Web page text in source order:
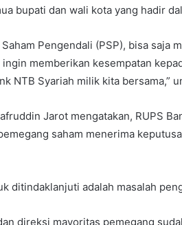
bupati dan wali kota yang hadir
Pengendali (PSP), bisa saja
memberikan kesempatan
NTB Syariah milik kita bersama,”
Jarot mengatakan, RUPS
saham menerima
ditindaklanjuti adalah masalah
direksi mayoritas pemegang